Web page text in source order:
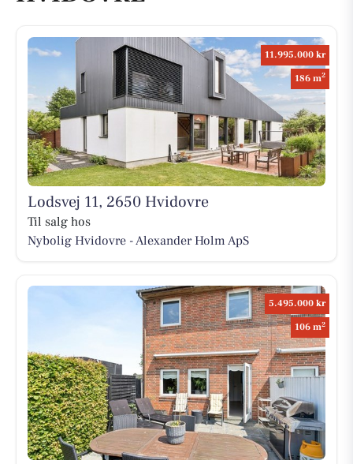
11.995.000 kr
186 m2
Lodsvej 11, 2650 Hvidovre
Til salg hos
Nybolig Hvidovre - Alexander Holm ApS
5.495.000 kr
106 m2